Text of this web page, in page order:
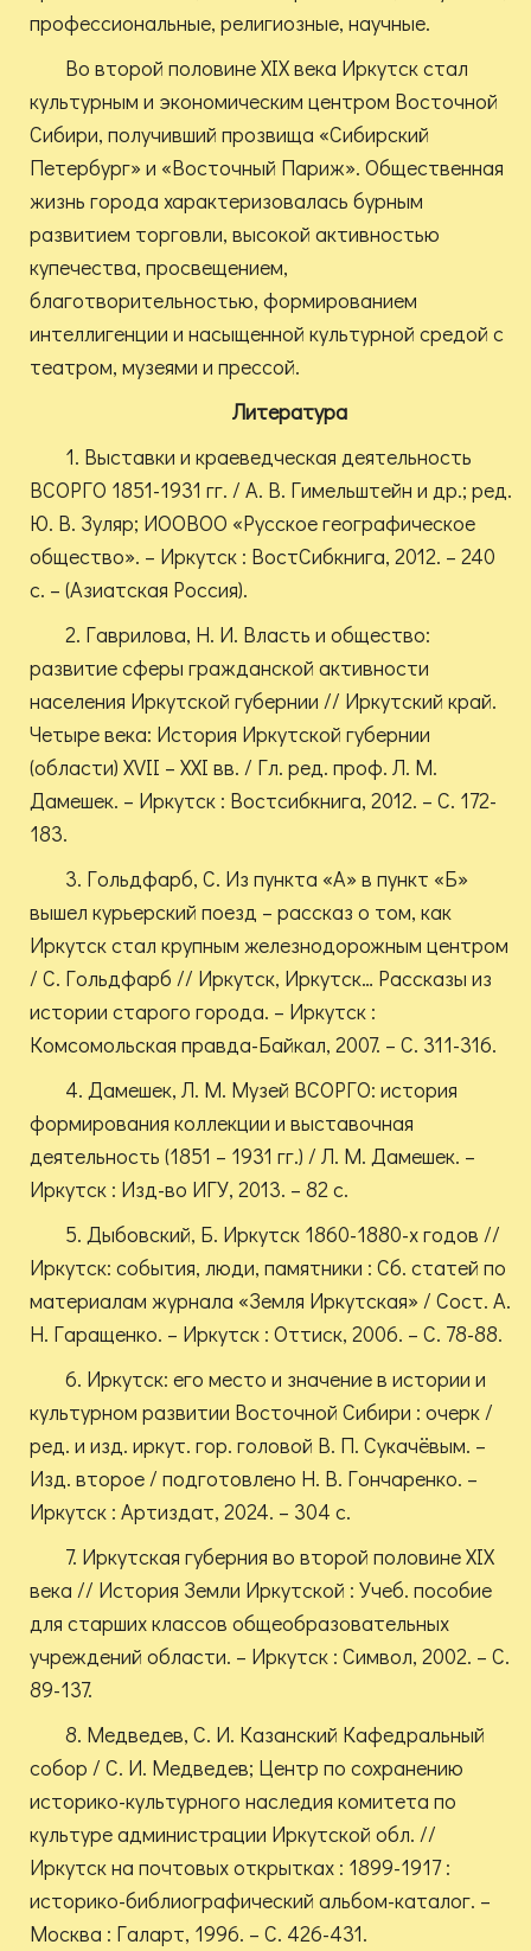
профессиональные, религиозные, научные.
Во второй половине XIX века Иркутск стал
культурным и экономическим центром Восточной
Сибири, получивший прозвища «Сибирский
Петербург» и «Восточный Париж». Общественная
жизнь города характеризовалась бурным
развитием торговли, высокой активностью
купечества, просвещением,
благотворительностью, формированием
интеллигенции и насыщенной культурной средой с
театром, музеями и прессой.
Литература
1. Выставки и краеведческая деятельность
ВСОРГО 1851-1931 гг. / А. В. Гимельштейн и др.; ред.
Ю. В. Зуляр; ИООВОО «Русское географическое
общество». – Иркутск : ВостСибкнига, 2012. – 240
с. – (Азиатская Россия).
2. Гаврилова, Н. И. Власть и общество:
развитие сферы гражданской активности
населения Иркутской губернии // Иркутский край.
Четыре века: История Иркутской губернии
(области) XVII – XXI вв. / Гл. ред. проф. Л. М.
Дамешек. – Иркутск : Востсибкнига, 2012. – С. 172-
183.
3. Гольдфарб, С. Из пункта «А» в пункт «Б»
вышел курьерский поезд – рассказ о том, как
Иркутск стал крупным железнодорожным центром
/ С. Гольдфарб // Иркутск, Иркутск… Рассказы из
истории старого города. – Иркутск :
Комсомольская правда-Байкал, 2007. – С. 311-316.
4. Дамешек, Л. М. Музей ВСОРГО: история
формирования коллекции и выставочная
деятельность (1851 – 1931 гг.) / Л. М. Дамешек. –
Иркутск : Изд-во ИГУ, 2013. – 82 с.
5. Дыбовский, Б. Иркутск 1860-1880-х годов //
Иркутск: события, люди, памятники : Сб. статей по
материалам журнала «Земля Иркутская» / Сост. А.
Н. Гаращенко. – Иркутск : Оттиск, 2006. – С. 78-88.
6. Иркутск: его место и значение в истории и
культурном развитии Восточной Сибири : очерк /
ред. и изд. иркут. гор. головой В. П. Сукачёвым. –
Изд. второе / подготовлено Н. В. Гончаренко. –
Иркутск : Артиздат, 2024. – 304 с.
7. Иркутская губерния во второй половине XIX
века // История Земли Иркутской : Учеб. пособие
для старших классов общеобразовательных
учреждений области. – Иркутск : Символ, 2002. – С.
89-137.
8. Медведев, С. И. Казанский Кафедральный
собор / С. И. Медведев; Центр по сохранению
историко-культурного наследия комитета по
культуре администрации Иркутской обл. //
Иркутск на почтовых открытках : 1899-1917 :
историко-библиографический альбом-каталог. –
Москва : Галарт, 1996. – С. 426-431.